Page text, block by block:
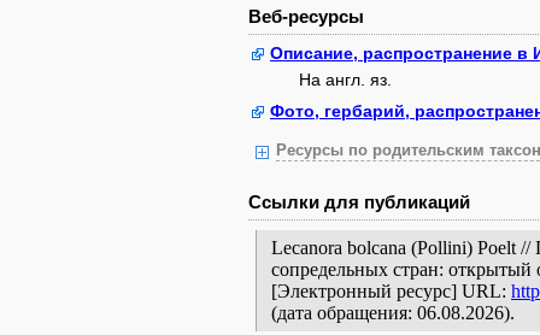
Веб-ресурсы
Описание, распространение в
На англ. яз.
Фото, гербарий,
Ресурсы по родительским
Ссылки для публикаций
Lecanora bolcana (Pollini) Poelt
сопредельных стран: открытый
[Электронный ресурс] URL:
(дата обращения: 06.08.2026).